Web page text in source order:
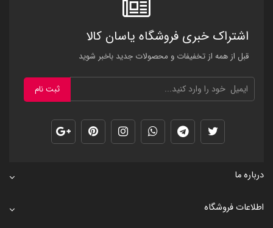
اشتراک خبری فروشگاه یاسان کالا
قبل از همه از تخفیفات و محصولات جدید باخبر شوید
ثبت نام
درباره ما
اطلاعات فروشگاه